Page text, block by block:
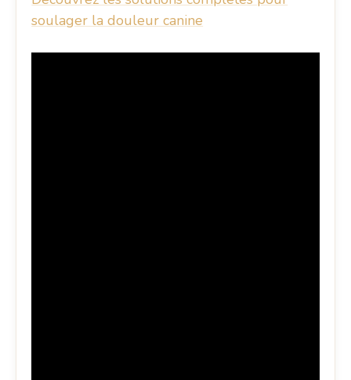
soulager la douleur canine